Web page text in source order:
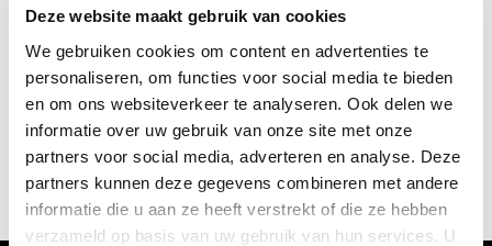
Deze website maakt gebruik van cookies
We gebruiken cookies om content en advertenties te
personaliseren, om functies voor social media te bieden
en om ons websiteverkeer te analyseren. Ook delen we
informatie over uw gebruik van onze site met onze
partners voor social media, adverteren en analyse. Deze
partners kunnen deze gegevens combineren met andere
informatie die u aan ze heeft verstrekt of die ze hebben
verzameld op basis van uw gebruik van hun services. U
Deze week brengt Disney karakter Donald Duck samen met zijn
familie een bezoek aan Amsterdam, de hoofdstad die dit jaar
haar 750-jarig bestaan viert. Daarbij bezoeken zij onder
andere de Dam, het Stadsarchief en het Rijksmuseum. Tijdens
het avontuur ontdekken ze veel over de rijke geschiedenis van
de stad. Ook Amsterdamse koekjes, de Koggetjes, spelen een
rol in het verhaal.
2 min